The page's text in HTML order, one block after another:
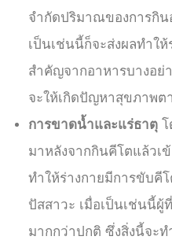
จำกัดปริมาณของการกิน
เป็นเช่นนี้ก็จะส่งผลทำใ
สำคัญจากอาหารบางอย่
จะให้เกิดปัญหาสุขภาพต
การขาดน้ำและแร่ธาตุโ
มาหลังจากกินคีโตแล้วเ
ทำให้ร่างกายมีการขับคี
ปัสสาวะ เมื่อเป็นเช่นนี้ผู้
มากกว่าปกติ ซึ่งสิ่งนี้จะท